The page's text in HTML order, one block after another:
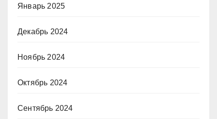
Январь 2025
Декабрь 2024
Ноябрь 2024
Октябрь 2024
Сентябрь 2024